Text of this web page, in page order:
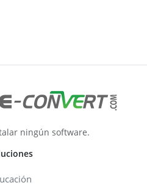
ningún software.